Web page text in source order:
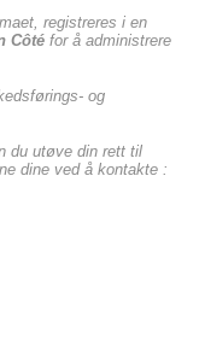
registreres i en
Côté for å administrere
og
du utøve din rett til
dine ved å kontakte :